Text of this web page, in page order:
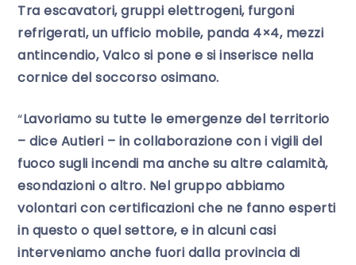
Tra escavatori, gruppi elettrogeni, furgoni
refrigerati, un ufficio mobile, panda 4×4, mezzi
antincendio, Valco si pone e si inserisce nella
cornice del soccorso osimano.
“Lavoriamo su tutte le emergenze del territorio
– dice Autieri – in collaborazione con i vigili del
fuoco sugli incendi ma anche su altre calamità,
esondazioni o altro. Nel gruppo abbiamo
volontari con certificazioni che ne fanno esperti
in questo o quel settore, e in alcuni casi
interveniamo anche fuori dalla provincia di